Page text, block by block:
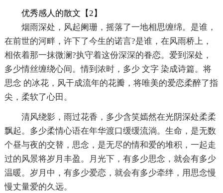
优秀感人的散文【2】
烟雨深处，风起阑珊，摇落了一地相思缠绵。是谁，
在前世的河畔，许下了今生的诺言?是谁，在风雨桥上，
相依着那一抹微澜?执守着这份深深的眷恋。爱到深处，
多少情丝缠绕心间。情到浓时，多少 文字 染成诗篇。将
思念 的冰花，风干成流年的花瓣，将唯美的爱恋柔醉了指
尖，柔软了心田。
清风绕影，雨过花香，多少含笑嫣然在光阴深处柔柔
飘起。多少柔情心语在年华渡口缓缓流淌。生命，是无数
个昼与夜的交替，思念，是无尽的情和爱的堆积，一起走
过的风景将岁月丰盈。月光下，有多少思念，就会有多少
温暖。岁月中，有多少爱恋，就会有多少牵绊，用思念慢
慢丈量爱的久远。